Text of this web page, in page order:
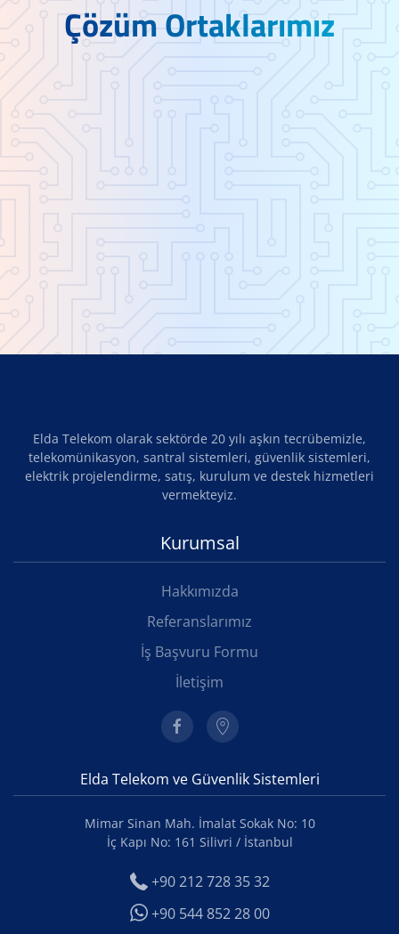
Çözüm Ortaklarımız
Elda Telekom olarak sektörde 20 yılı aşkın tecrübemizle,
telekomünikasyon, santral sistemleri, güvenlik sistemleri,
elektrik projelendirme, satış, kurulum ve destek hizmetleri
vermekteyiz.
Kurumsal
Hakkımızda
Referanslarımız
İş Başvuru Formu
İletişim
Elda Telekom ve Güvenlik Sistemleri
Mimar Sinan Mah. İmalat Sokak No: 10
İç Kapı No: 161 Silivri / İstanbul
+90 212 728 35 32
+90 544 852 28 00